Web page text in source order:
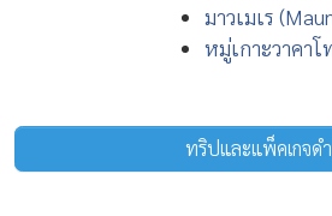
มาวเมเร
หมู่เกาะวาคาโ
ทริปและแพ็คเกจด